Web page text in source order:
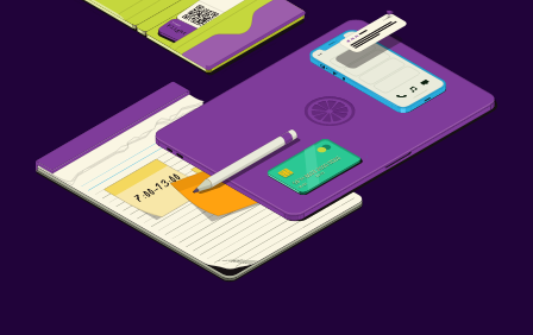
Extra långa sängar (> 2 meter)
Uttag nära sängen
Bäddsoffa
Garderob eller klädkammare
Hälsa och säkerhet